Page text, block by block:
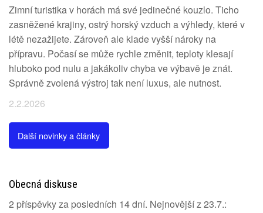
Zimní turistika v horách má své jedinečné kouzlo. Ticho
zasněžené krajiny, ostrý horský vzduch a výhledy, které v
létě nezažijete. Zároveň ale klade vyšší nároky na
přípravu. Počasí se může rychle změnit, teploty klesají
hluboko pod nulu a jakákoliv chyba ve výbavě je znát.
Správně zvolená výstroj tak není luxus, ale nutnost.
2.2.2026
Další novinky a články
Obecná diskuse
2 příspěvky za posledních 14 dní. Nejnovější z 23.7.: